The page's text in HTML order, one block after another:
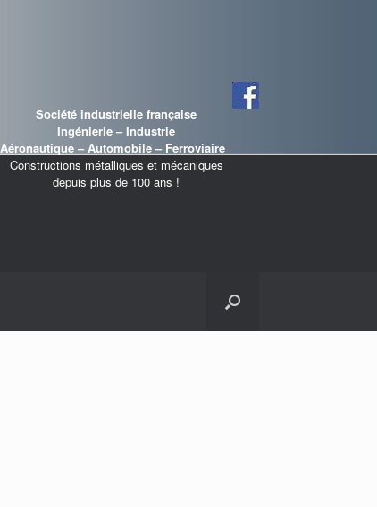
Société industrielle française
Ingénierie – Industrie
Aéronautique – Automobile – Ferroviaire
Constructions métalliques et mécaniques
depuis plus de 100 ans !